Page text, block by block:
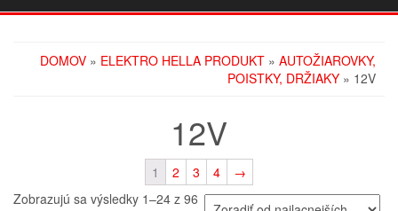
DOMOV » ELEKTRO HELLA PRODUKT » AUTOŽIAROVKY,
POISTKY, DRŽIAKY » 12V
12V
1 2 3 4
→
Zobrazujú sa výsledky 1–24 z 96